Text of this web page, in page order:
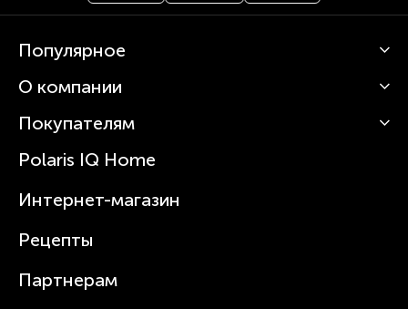
Популярное
Кофемашины
Вертикальные пылесосы
Зубные щетки и ирригаторы
Увлажнители
Посуда
О компании
О Polaris
Статьи
Покупателям
Сервисные центры
Где купить
Polaris IQ Home
Интернет-магазин
Рецепты
Партнерам